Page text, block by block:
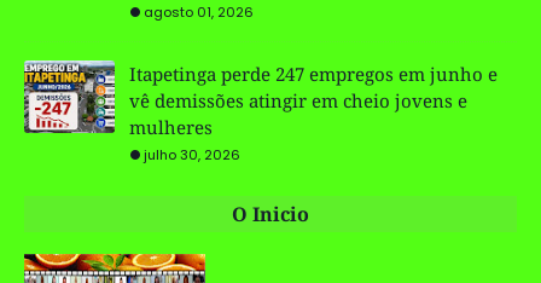
agosto 01, 2026
Itapetinga perde 247 empregos em junho e
vê demissões atingir em cheio jovens e
mulheres
julho 30, 2026
O Inicio